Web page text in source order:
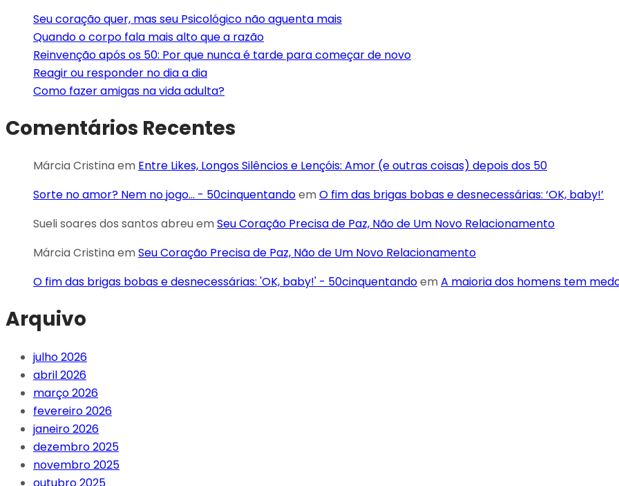
Seu coração quer, mas seu Psicológico não aguenta mais
Quando o corpo fala mais alto que a razão
Reinvenção após os 50: Por que nunca é tarde para começar de novo
Reagir ou responder no dia a dia
Como fazer amigas na vida adulta?
Comentários Recentes
Márcia Cristinaem Entre Likes, Longos Silêncios e Lençóis: Amor (e outras coisas) depois dos 50
Sorte no amor? Nem no jogo... - 50cinquentandoemO fim das brigas bobas e desnecessárias: ‘OK, baby!’
Sueli soares dos santos abreuemSeu Coração Precisa de Paz, Não de Um Novo Relacionamento
Márcia CristinaemSeu Coração Precisa de Paz, Não de Um Novo Relacionamento
O fim das brigas bobas e desnecessárias: 'OK, baby!' - 50cinquentandoemA maioria dos homens tem
Arquivo
julho 2026
abril 2026
março 2026
fevereiro 2026
janeiro 2026
dezembro 2025
novembro 2025
outubro 2025